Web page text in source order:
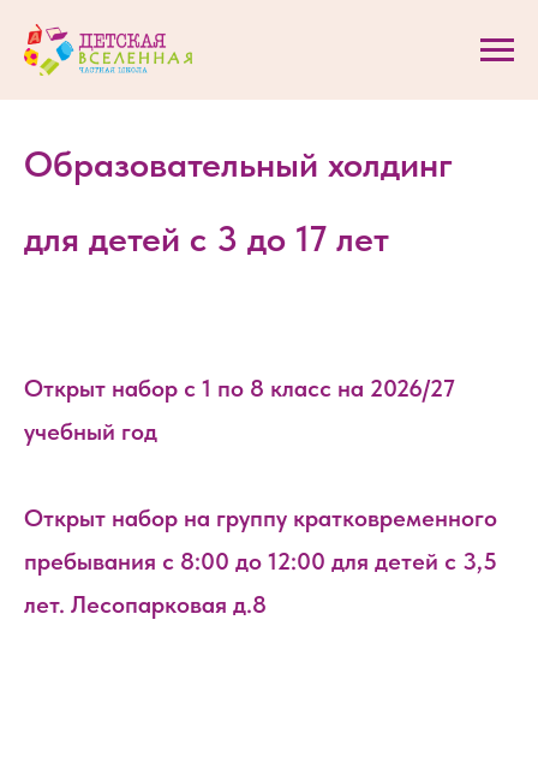
Образовательный холдинг
для детей с 3 до 17 лет
Открыт набор с 1 по 8 класс на 2026/27
учебный год
Открыт набор на группу кратковременного
пребывания с 8:00 до 12:00 для детей с 3,5
лет. Лесопарковая д.8